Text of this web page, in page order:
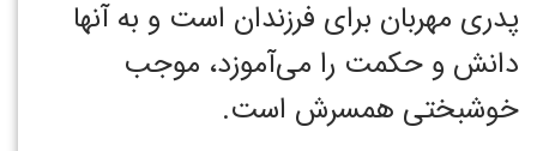
پدری مهربان برای فرزندان است و به آنها
دانش و حکمت را می‌آموزد، موجب
خوشبختی همسرش است.